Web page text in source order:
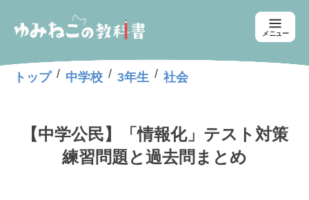
メニュー
トップ / 中学校 / 3年生 / 社会
【中学公民】「情報化」テスト対策
練習問題と過去問まとめ